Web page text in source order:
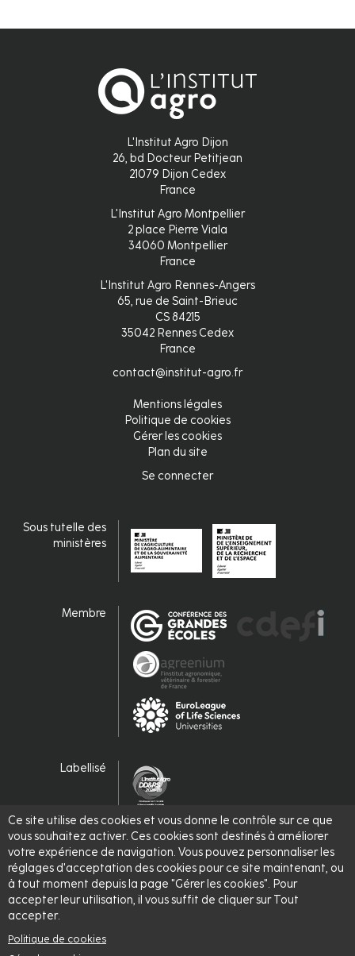
Ce site utilise des cookies et vous donne le contrôle sur ce que
vous souhaitez activer. Ces cookies sont destinés à améliorer
votre expérience de navigation. Vous pouvez personnaliser les
réglages d'acceptation des cookies pour ce site maintenant, ou
à tout moment depuis la page "Gérer les cookies". Pour
accepter leur utilisation, il vous suffit de cliquer sur Tout
accepter.
Politique de cookies
L'Institut Agro Dijon
26, bd Docteur Petitjean
21079 Dijon Cedex
France
L'Institut Agro Montpellier
2 place Pierre Viala
34060 Montpellier
France
L'Institut Agro Rennes-Angers
65, rue de Saint-Brieuc
CS 84215
35042 Rennes Cedex
France
contact@institut-agro.fr
Mentions légales
Politique de cookies
Gérer les cookies
Plan du site
Se connecter
Sous tutelle des
ministères
Membre
Labellisé
© 2026 -L'Institut Agro - Institut national d'enseignement
supérieur pour l'agriculture, l'alimentation et l'environnement